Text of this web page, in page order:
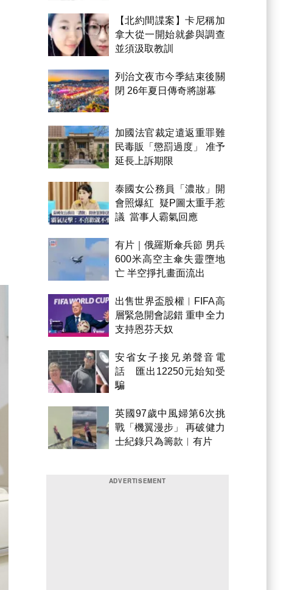
【北約間諜案】卡尼稱加
拿大從一開始就參與調查
並須汲取教訓
列治文夜市今季結束後關
閉 26年夏日傳奇將謝幕
加國法官裁定遣返重罪難
民毒販「懲罰過度」 准予
延長上訴期限
泰國女公務員「濃妝」開
會照爆紅 疑P圖太重手惹
議 當事人霸氣回應
有片｜俄羅斯傘兵節 男兵
600米高空主傘失靈墮地
亡 半空掙扎畫面流出
出售世界盃股權︱FIFA高
層緊急開會認錯 重申全力
支持恩芬天奴
安省女子接兄弟聲音電
話 匯出12250元始知受
騙
英國97歲中風婦第6次挑
戰「機翼漫步」 再破健力
士紀錄只為籌款︱有片